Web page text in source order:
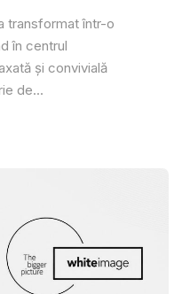
transformat într-o
în centrul
și convivială
de...